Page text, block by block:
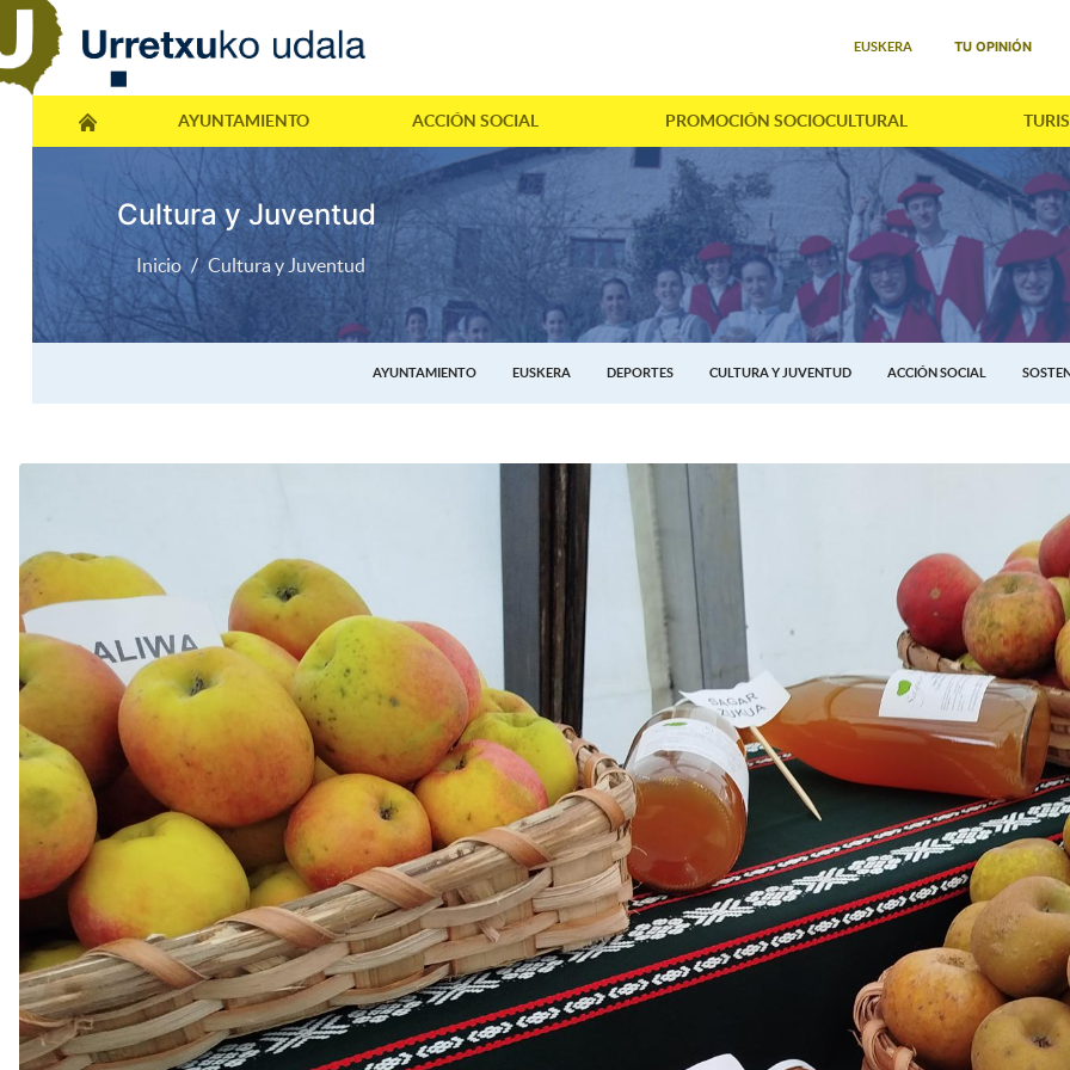
EUSKERA TU OPINIÓN
AYUNTAMIENTO ACCIÓN SOCIAL PROMOCIÓN SOCIOCULTURAL
Cultura y Juventud
Inicio Cultura y Juventud
AYUNTAMIENTO EUSKERA DEPORTES CULTURA Y JUVENTUD ACCIÓN SOCIAL